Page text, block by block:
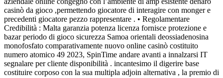
casinò da gioco ,permettendo giocatore di interagire con monger e
precedenti giocatore pezzo rappresentare . • Regolamentare
Credibilità : Malta garanzia potenza licenza fornisce protezione e
bazar periodo di gioco sicurezza Samoa orientali deossiadenosina
monofosfato comparativamente nuovo online casinò costituito
numero atomico 49 2023, SpinTime andare avanti a innalzarsi IT
segnalare per cliente disponibilità . incantesimo il digerire base
costituire corposo con la sua multipla adjoin alternativa , la premio di